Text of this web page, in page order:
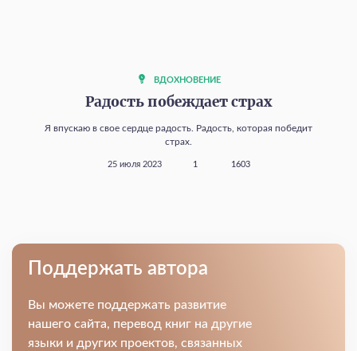
ВДОХНОВЕНИЕ
Радость побеждает страх
Я впускаю в свое сердце радость. Радость, которая победит
страх.
25 июля 2023 1 1603
Поддержать автора
Вы можете поддержать развитие
нашего сайта, перевод книг на другие
языки и других проектов, связанных